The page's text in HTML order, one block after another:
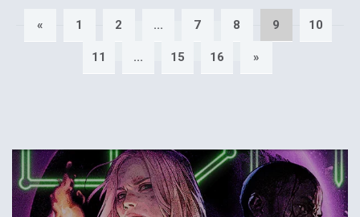
« 1 2 ... 7 8 9 10
11 ... 15 16 »